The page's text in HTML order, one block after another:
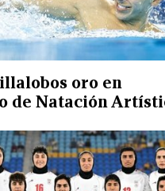
oro en
de Natación